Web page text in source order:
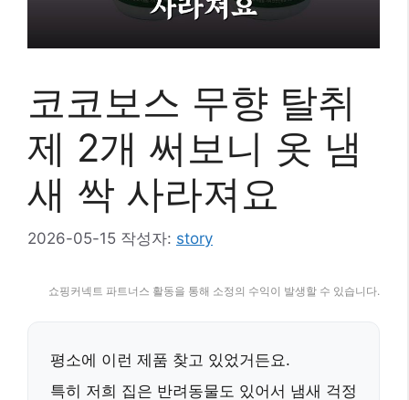
코코보스 무향 탈취
제 2개 써보니 옷 냄
새 싹 사라져요
2026-05-15 작성자: story
쇼핑커넥트 파트너스 활동을 통해 소정의 수익이 발생할 수 있습니다.
평소에 이런 제품 찾고 있었거든요.
특히 저희 집은 반려동물도 있어서 냄새 걱정